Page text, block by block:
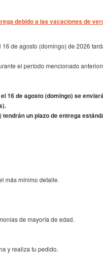
debido a las vacaciones de
de agosto (domingo) de 2026
el período mencionado
16 de agosto (domingo) se
un plazo de entrega
más mínimo detalle.
de mayoría de edad.
y realiza tu pedido.